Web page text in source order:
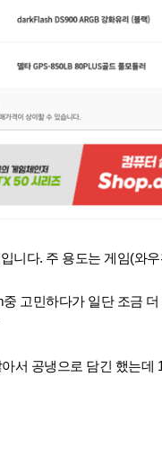
니다. 주 용도는 게임(와
중 고민하다가 일단 조금
서 공냉으로 담긴 했는